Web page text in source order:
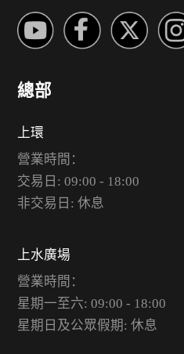
總部
上環
營業時間：
交易日: 09:00 - 18:00
非交易日: 休息
上水廣場
營業時間：
星期一至六: 09:00 - 18:00
星期日及公眾假期: 休息